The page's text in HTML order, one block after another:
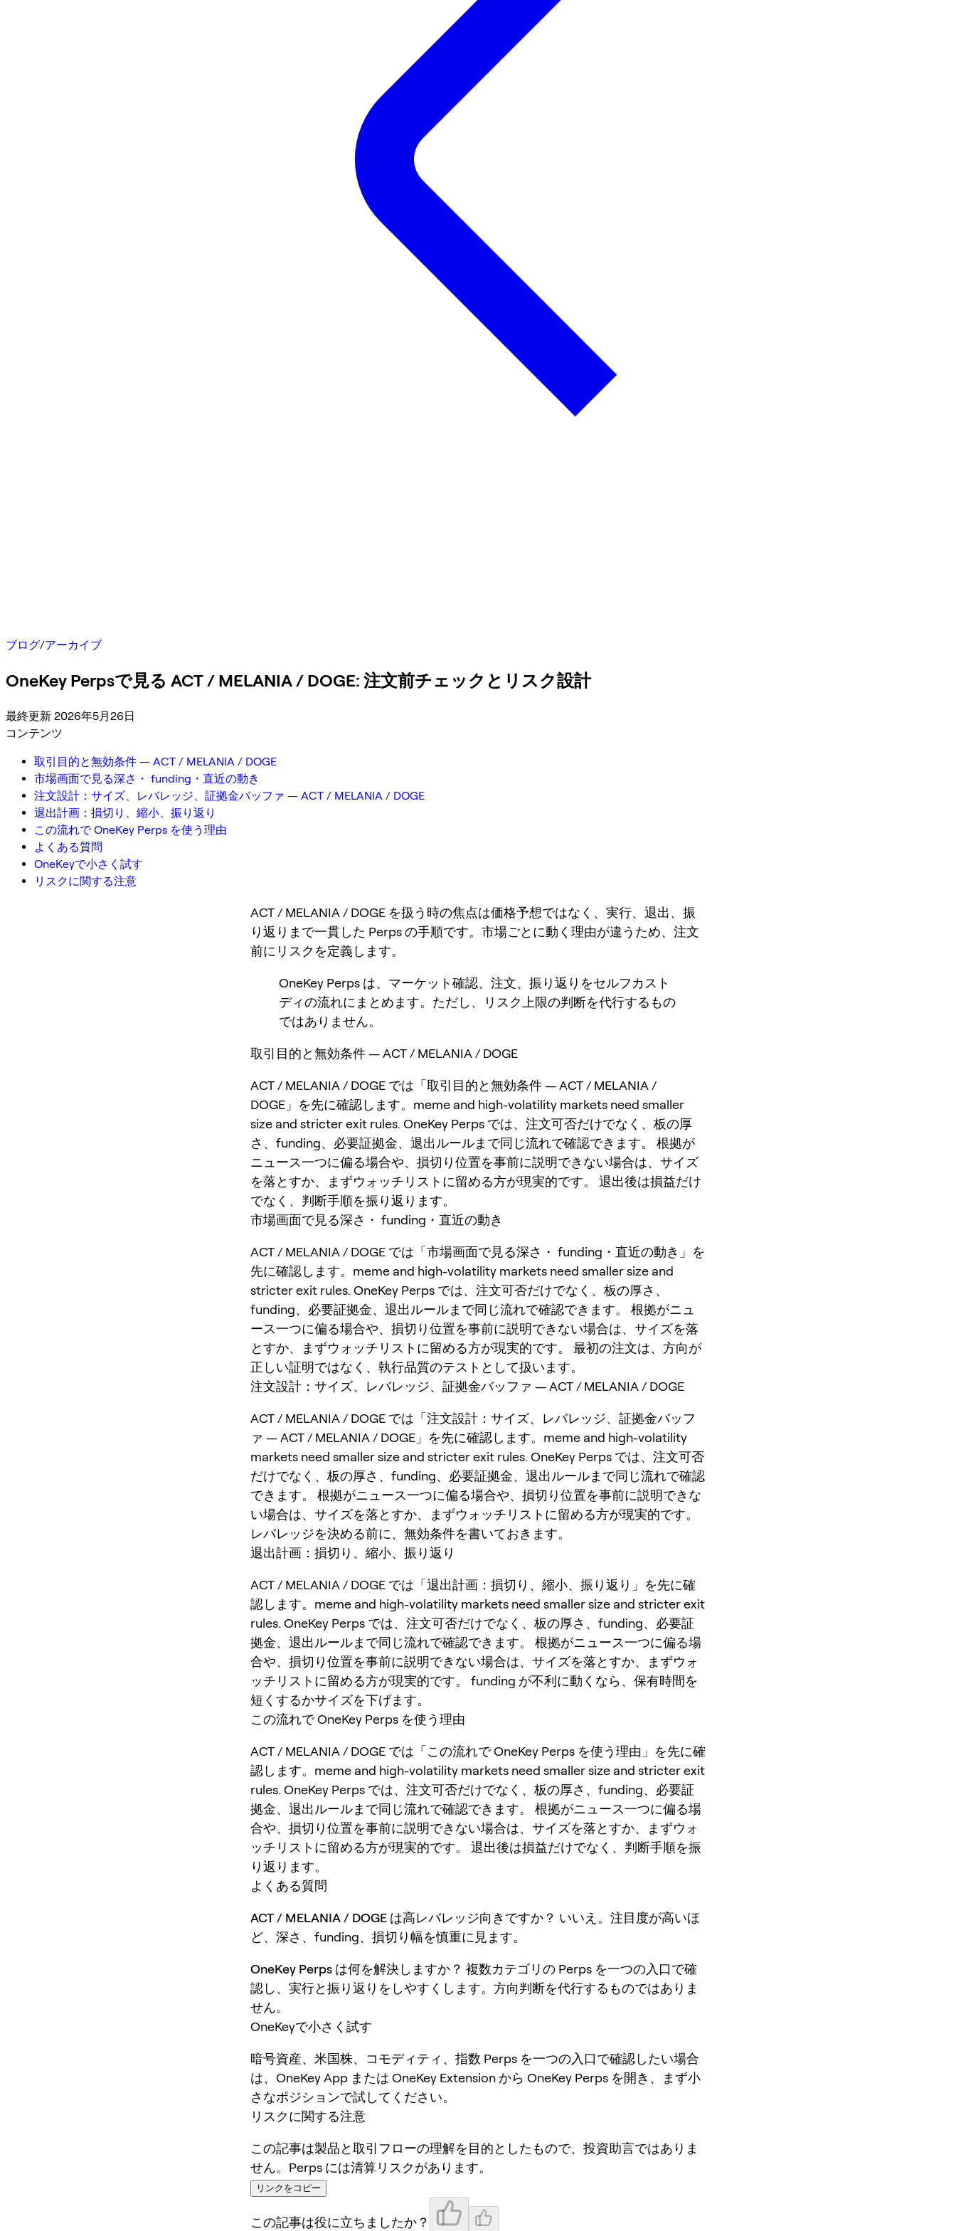
ブログ/アーカイブ
OneKey Perpsで見る ACT / MELANIA / DOGE: 注文前チェックとリスク設計
最終更新 2026年5月26日
コンテンツ
取引目的と無効条件 — ACT / MELANIA / DOGE
市場画面で見る深さ・ funding・直近の動き
注文設計：サイズ、レバレッジ、証拠金バッファ — ACT / MELANIA / DOGE
退出計画：損切り、縮小、振り返り
この流れで OneKey Perps を使う理由
よくある質問
OneKeyで小さく試す
リスクに関する注意
ACT / MELANIA / DOGE を扱う時の焦点は価格予想ではなく、実行、退出、振
り返りまで一貫した Perps の手順です。市場ごとに動く理由が違うため、注文
前にリスクを定義します。
OneKey Perps は、マーケット確認、注文、振り返りをセルフカスト
ディの流れにまとめます。ただし、リスク上限の判断を代行するもの
ではありません。
取引目的と無効条件 — ACT / MELANIA / DOGE
ACT / MELANIA / DOGE では「取引目的と無効条件 — ACT / MELANIA /
DOGE」を先に確認します。meme and high-volatility markets need smaller
size and stricter exit rules. OneKey Perps では、注文可否だけでなく、板の厚
さ、funding、必要証拠金、退出ルールまで同じ流れで確認できます。 根拠が
ニュース一つに偏る場合や、損切り位置を事前に説明できない場合は、サイズ
を落とすか、まずウォッチリストに留める方が現実的です。 退出後は損益だけ
でなく、判断手順を振り返ります。
市場画面で見る深さ・ funding・直近の動き
ACT / MELANIA / DOGE では「市場画面で見る深さ・ funding・直近の動き」を
先に確認します。meme and high-volatility markets need smaller size and
stricter exit rules. OneKey Perps では、注文可否だけでなく、板の厚さ、
funding、必要証拠金、退出ルールまで同じ流れで確認できます。 根拠がニュ
ース一つに偏る場合や、損切り位置を事前に説明できない場合は、サイズを落
とすか、まずウォッチリストに留める方が現実的です。 最初の注文は、方向が
正しい証明ではなく、執行品質のテストとして扱います。
注文設計：サイズ、レバレッジ、証拠金バッファ — ACT / MELANIA / DOGE
ACT / MELANIA / DOGE では「注文設計：サイズ、レバレッジ、証拠金バッフ
ァ — ACT / MELANIA / DOGE」を先に確認します。meme and high-volatility
markets need smaller size and stricter exit rules. OneKey Perps では、注文可否
だけでなく、板の厚さ、funding、必要証拠金、退出ルールまで同じ流れで確認
できます。 根拠がニュース一つに偏る場合や、損切り位置を事前に説明できな
い場合は、サイズを落とすか、まずウォッチリストに留める方が現実的です。
レバレッジを決める前に、無効条件を書いておきます。
退出計画：損切り、縮小、振り返り
ACT / MELANIA / DOGE では「退出計画：損切り、縮小、振り返り」を先に確
認します。meme and high-volatility markets need smaller size and stricter exit
rules. OneKey Perps では、注文可否だけでなく、板の厚さ、funding、必要証
拠金、退出ルールまで同じ流れで確認できます。 根拠がニュース一つに偏る場
合や、損切り位置を事前に説明できない場合は、サイズを落とすか、まずウォ
ッチリストに留める方が現実的です。 funding が不利に動くなら、保有時間を
短くするかサイズを下げます。
この流れで OneKey Perps を使う理由
ACT / MELANIA / DOGE では「この流れで OneKey Perps を使う理由」を先に確
認します。meme and high-volatility markets need smaller size and stricter exit
rules. OneKey Perps では、注文可否だけでなく、板の厚さ、funding、必要証
拠金、退出ルールまで同じ流れで確認できます。 根拠がニュース一つに偏る場
合や、損切り位置を事前に説明できない場合は、サイズを落とすか、まずウォ
ッチリストに留める方が現実的です。 退出後は損益だけでなく、判断手順を振
り返ります。
よくある質問
ACT / MELANIA / DOGE は高レバレッジ向きですか？ いいえ。注目度が高いほ
ど、深さ、funding、損切り幅を慎重に見ます。
OneKey Perps は何を解決しますか？ 複数カテゴリの Perps を一つの入口で確
認し、実行と振り返りをしやすくします。方向判断を代行するものではありま
せん。
OneKeyで小さく試す
暗号資産、米国株、コモディティ、指数 Perps を一つの入口で確認したい場合
は、OneKey App または OneKey Extension から OneKey Perps を開き、まず小
さなポジションで試してください。
リスクに関する注意
この記事は製品と取引フローの理解を目的としたもので、投資助言ではありま
せん。Perps には清算リスクがあります。
リンクをコピー
この記事は役に立ちましたか？